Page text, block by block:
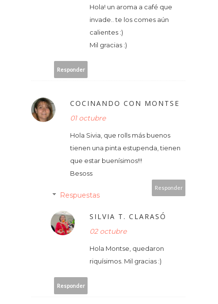
Hola! un aroma a café que
invade.. te los comes aún
calientes :)
Mil gracias :)
Responder
COCINANDO CON MONTSE
01 octubre
Hola Sivia, que rolls más buenos
tienen una pinta estupenda, tienen
que estar buenísimos!!!
Besoss
Responder
Respuestas
SILVIA T. CLARASÓ
02 octubre
Hola Montse, quedaron
riquísimos. Mil gracias :)
Responder